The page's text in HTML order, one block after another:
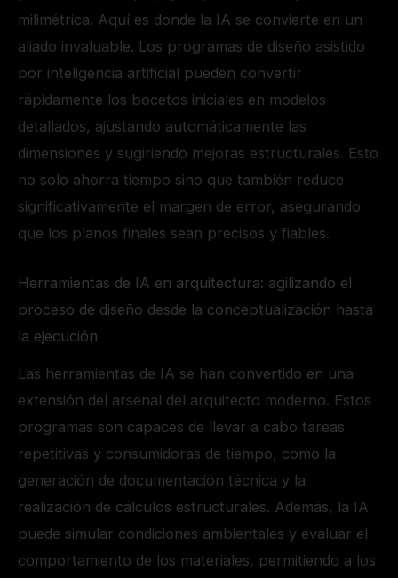
milimétrica. Aquí es donde la IA se convierte en un
aliado invaluable. Los programas de diseño asistido
por inteligencia artificial pueden convertir
rápidamente los bocetos iniciales en modelos
detallados, ajustando automáticamente las
dimensiones y sugiriendo mejoras estructurales. Esto
no solo ahorra tiempo sino que también reduce
significativamente el margen de error, asegurando
que los planos finales sean precisos y fiables.
Herramientas de IA en arquitectura: agilizando el
proceso de diseño desde la conceptualización hasta
la ejecución
Las herramientas de IA se han convertido en una
extensión del arsenal del arquitecto moderno. Estos
programas son capaces de llevar a cabo tareas
repetitivas y consumidoras de tiempo, como la
generación de documentación técnica y la
realización de cálculos estructurales. Además, la IA
puede simular condiciones ambientales y evaluar el
comportamiento de los materiales, permitiendo a los